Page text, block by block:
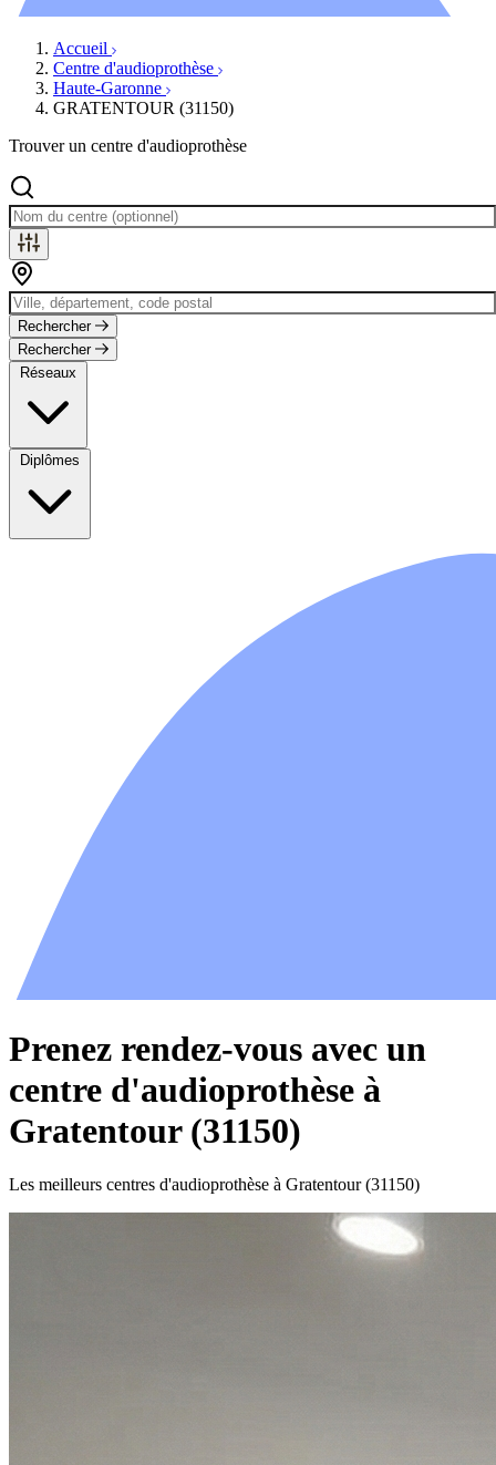
Accueil
Centre d'audioprothèse
Haute-Garonne
GRATENTOUR (31150)
Trouver un centre d'audioprothèse
Rechercher
Rechercher
Réseaux
Diplômes
Prenez rendez-vous avec un
centre d'audioprothèse à
Gratentour (31150)
Les meilleurs centres d'audioprothèse à Gratentour (31150)